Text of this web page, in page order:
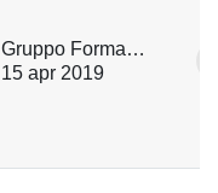
Gruppo Formazione
15 apr 2019